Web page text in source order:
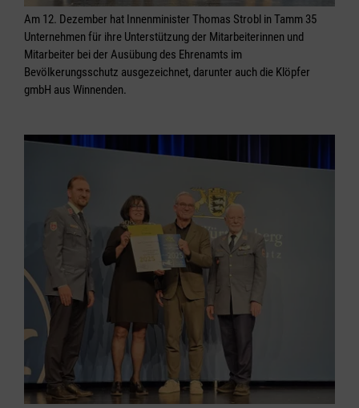
Am 12. Dezember hat Innenminister Thomas Strobl in Tamm 35
Unternehmen für ihre Unterstützung der Mitarbeiterinnen und
Mitarbeiter bei der Ausübung des Ehrenamts im
Bevölkerungsschutz ausgezeichnet, darunter auch die Klöpfer
gmbH aus Winnenden.